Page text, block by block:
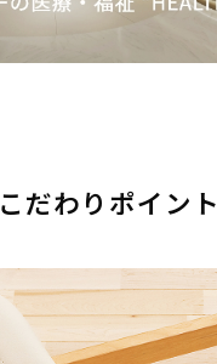
こだわりポイント